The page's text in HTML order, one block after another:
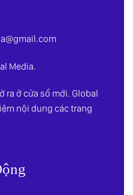
Media.
ra ở cửa sổ mới. Global
nội dung các trang